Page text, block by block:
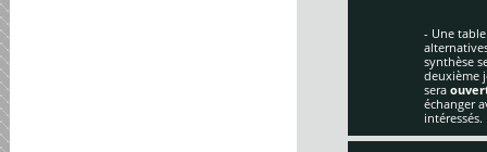
- Une
synthèse
deuxième
sera
échanger
intéressés.